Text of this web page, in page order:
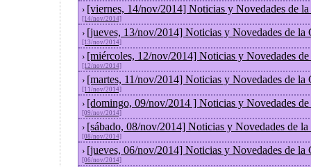
› [viernes, 14/nov/2014] Noticias y Novedades de
[14/nov/2014]
› [jueves, 13/nov/2014] Noticias y Novedades de la
[13/nov/2014]
› [miércoles, 12/nov/2014] Noticias y Novedades
[12/nov/2014]
› [martes, 11/nov/2014] Noticias y Novedades de la
[11/nov/2014]
› [domingo, 09/nov/2014 ] Noticias y Novedades
[09/nov/2014]
› [sábado, 08/nov/2014] Noticias y Novedades de
[08/nov/2014]
› [jueves, 06/nov/2014] Noticias y Novedades de la
[06/nov/2014]